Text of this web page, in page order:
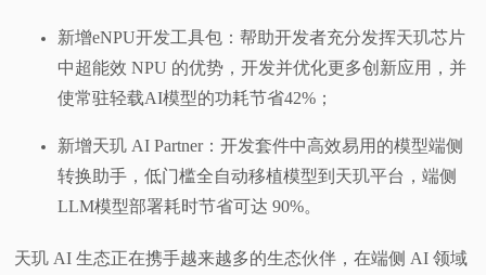
新增eNPU开发工具包：帮助开发者充分发挥天玑芯片
中超能效 NPU 的优势，开发并优化更多创新应用，并
使常驻轻载AI模型的功耗节省42%；
新增天玑 AI Partner：开发套件中高效易用的模型端侧
转换助手，低门槛全自动移植模型到天玑平台，端侧
LLM模型部署耗时节省可达 90%。
天玑 AI 生态正在携手越来越多的生态伙伴，在端侧 AI 领域